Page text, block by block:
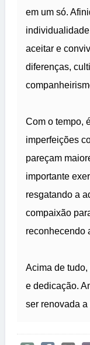
em um só.
aceitar e
diferenças,
Com o tempo,
imperfeições
pareçam
importante
resgatando a
compaixão
reconhecendo
Acima de
e dedicação.
ser renovada